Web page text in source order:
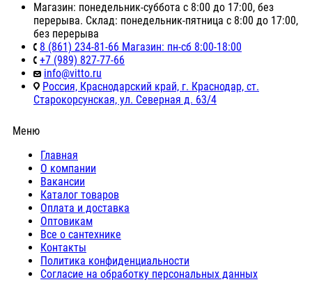
Магазин: понедельник-суббота с 8:00 до 17:00, без
перерыва. Склад: понедельник-пятница с 8:00 до 17:00,
без перерыва
8 (861) 234-81-66 Магазин: пн-сб 8:00-18:00
+7 (989) 827-77-66
info@vitto.ru
Россия, Краснодарский край, г. Краснодар, ст.
Старокорсунская, ул. Северная д. 63/4
Меню
Главная
О компании
Вакансии
Каталог товаров
Оплата и доставка
Оптовикам
Все о сантехнике
Контакты
Политика конфиденциальности
Согласие на обработку персональных данных